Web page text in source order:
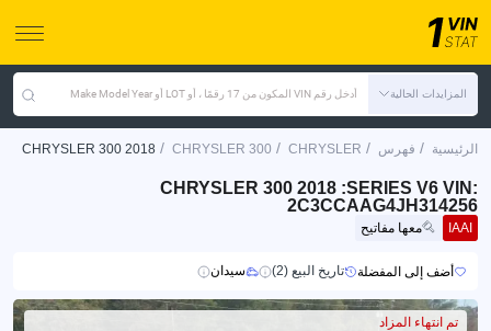
المزايدات الحالية أدخل رقم VIN المكون من 17 رقمًا ، أو LOT أو Make Model Year
الرئيسية / فهرس /
CHRYSLER
/
CHRYSLER 300
/
CHRYSLER 300 2018
CHRYSLER 300 2018 :SERIES V6 VIN:
2C3CCAAG4JH314256
IAAI معها مفاتيح
أضف إلى المفضلة تاريخ البيع (2) سيدان
تم انتهاء المزاد